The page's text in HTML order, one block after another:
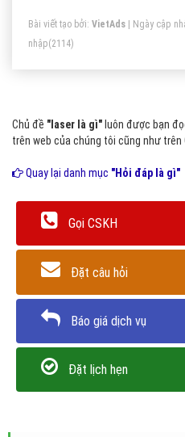
liên tục.
Bài viết tạo bởi: VietAds | Ngày cập
nhập(2114)
Chủ đề "laser là gì" luôn được bạn
trên web của chúng tôi cũng như trên
Quay lại danh mục "Hỏi đáp là gì"
Gọi CSKH
Đặt câu hỏi
Báo giá dịch vụ
Đặt lịch hẹn